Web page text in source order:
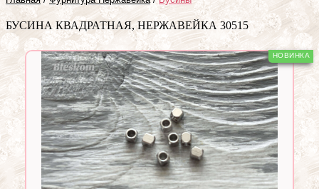
БУСИНА КВАДРАТНАЯ, НЕРЖАВЕЙКА 30515